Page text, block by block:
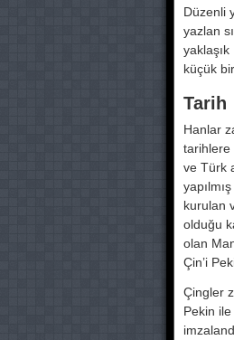
Düzenli
yazlan
küçük
Tarih
Hanlar
tarihlere
ve Türk
kurulan
olduğu
olan
Çin’i
Çingler
Pekin ile